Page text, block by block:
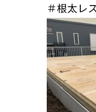
＃根太レ